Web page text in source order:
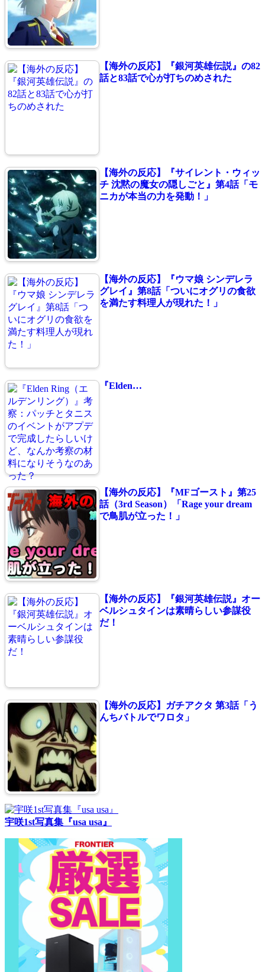
【海外の反応】『銀河英雄伝説』の82
話と83話で心が打ちのめされた
【海外の反応】『サイレント・ウィッ
チ 沈黙の魔女の隠しごと』第4話「モ
ニカが本当の力を発動！」
【海外の反応】『ウマ娘 シンデレラ
グレイ』第8話「ついにオグリの食欲
を満たす料理人が現れた！」
『Elden…
【海外の反応】『MFゴースト』第25
話（3rd Season）「Rage your dream
で鳥肌が立った！」
【海外の反応】『銀河英雄伝説』オー
ベルシュタインは素晴らしい参謀役
だ！
【海外の反応】ガチアクタ 第3話「う
んちバトルでワロタ」
宇咲1st写真集『usa usa』